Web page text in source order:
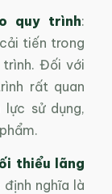
quy trình:
tiến trong
trình. Đối với
rất quan
sử dụng,
thiểu lãng
nghĩa là